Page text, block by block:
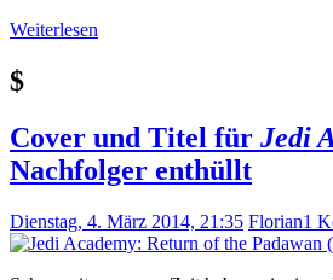
Weiterlesen
$
Cover und Titel für Jedi
Nachfolger enthüllt
Dienstag, 4. März 2014, 21:35 Florian1